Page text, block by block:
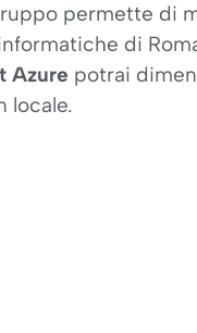
permette di
di
Azure potrai
locale.